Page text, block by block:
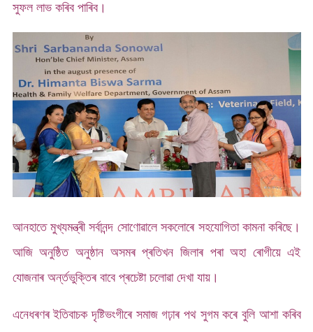
সুফল লাভ কৰিব পাৰিব।
আনহাতে মুখ্যমন্ত্ৰী সৰ্বানন্দ সোণোৱালে সকলোৰে সহযোগিতা কামনা কৰিছে।
আজি অনুষ্ঠিত অনুষ্ঠান অসমৰ প্ৰতিখন জিলাৰ পৰা অহা ৰোগীয়ে এই
যোজনাৰ অৰ্ন্তভুক্তিৰ বাবে প্ৰচেষ্টা চলোৱা দেখা যায়।
এনেধৰণৰ ইতিবাচক দৃষ্টিভংগীৰে সমাজ গঢ়াৰ পথ সুগম কৰে বুলি আশা কৰিব